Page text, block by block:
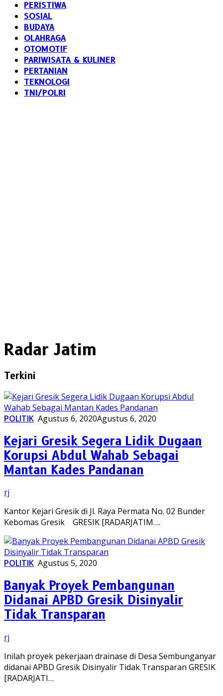
PERISTIWA
SOSIAL
BUDAYA
OLAHRAGA
OTOMOTIF
PARIWISATA & KULINER
PERTANIAN
TEKNOLOGI
TNI/POLRI
Radar Jatim
Terkini
POLITIK Agustus 6, 2020Agustus 6, 2020
Kejari Gresik Segera Lidik Dugaan
Korupsi Abdul Wahab Sebagai
Mantan Kades Pandanan
rj
Kantor Kejari Gresik di Jl. Raya Permata No. 02 Bunder
Kebomas Gresik GRESIK [RADARJATIM….
POLITIK Agustus 5, 2020
Banyak Proyek Pembangunan
Didanai APBD Gresik Disinyalir
Tidak Transparan
rj
Inilah proyek pekerjaan drainase di Desa Sembunganyar
didanai APBD Gresik Disinyalir Tidak Transparan GRESIK
[RADARJATI…